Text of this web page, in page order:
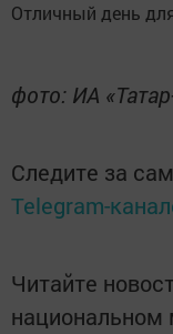
Отличный день
фото: ИА
Следите за
Telegram-
Читайте